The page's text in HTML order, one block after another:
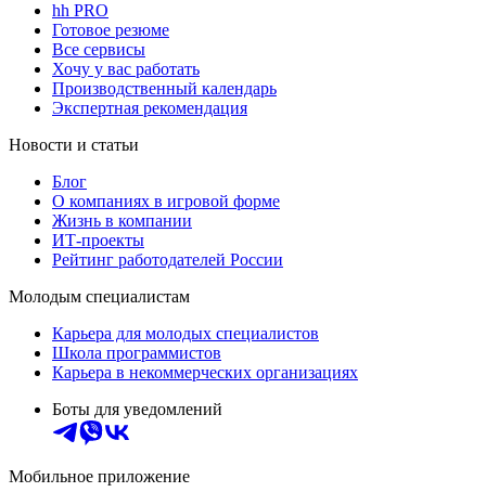
hh PRO
Готовое резюме
Все сервисы
Хочу у вас работать
Производственный календарь
Экспертная рекомендация
Новости и статьи
Блог
О компаниях в игровой форме
Жизнь в компании
ИТ-проекты
Рейтинг работодателей России
Молодым специалистам
Карьера для молодых специалистов
Школа программистов
Карьера в некоммерческих организациях
Боты для уведомлений
Мобильное приложение